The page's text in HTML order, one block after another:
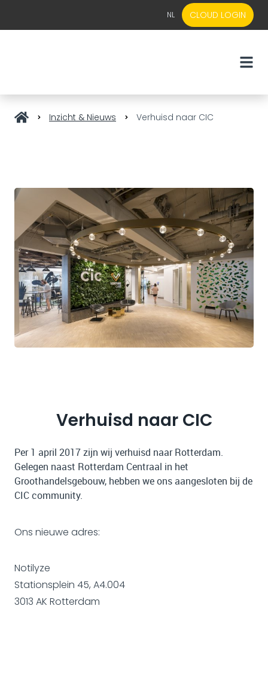
NL CLOUD LOGIN
Inzicht & Nieuws Verhuisd naar CIC
Verhuisd naar CIC
Per 1 april 2017 zijn wij verhuisd naar Rotterdam.
Gelegen naast Rotterdam Centraal in het
Groothandelsgebouw, hebben we ons aangesloten bij de
CIC community.
Ons nieuwe adres:
Notilyze
Stationsplein 45, A4.004
3013 AK Rotterdam